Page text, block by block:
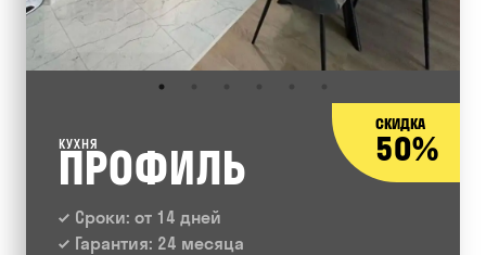
СКИДКА
50%
КУХНЯ
ПРОФИЛЬ
Сроки: от 14 дней
Гарантия: 24 месяца